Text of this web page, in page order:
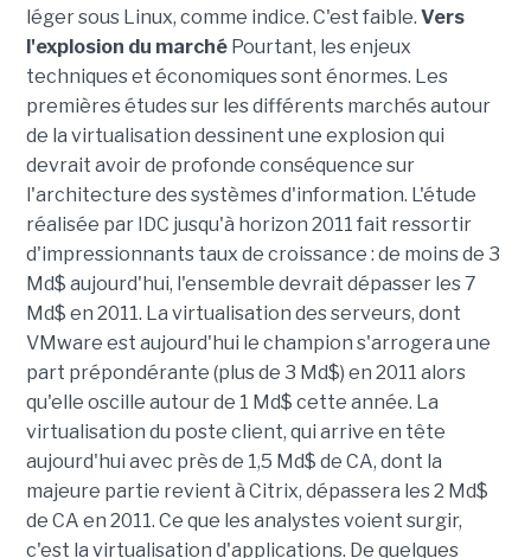
léger sous Linux, comme indice. C'est faible. Vers
l'explosion du marchéPourtant, les enjeux
techniques et économiques sont énormes. Les
premières études sur les différents marchés autour
de la virtualisation dessinent une explosion qui
devrait avoir de profonde conséquence sur
l'architecture des systèmes d'information. L'étude
réalisée par IDC jusqu'à horizon 2011 fait ressortir
d'impressionnants taux de croissance : de moins de 3
Md$ aujourd'hui, l'ensemble devrait dépasser les 7
Md$ en 2011. La virtualisation des serveurs, dont
VMware est aujourd'hui le champion s'arrogera une
part prépondérante (plus de 3 Md$) en 2011 alors
qu'elle oscille autour de 1 Md$ cette année. La
virtualisation du poste client, qui arrive en tête
aujourd'hui avec près de 1,5 Md$ de CA, dont la
majeure partie revient à Citrix, dépassera les 2 Md$
de CA en 2011. Ce que les analystes voient surgir,
c'est la virtualisation d'applications. De quelques